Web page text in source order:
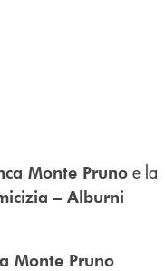
Monte Pruno e la
– Alburni
Monte Pruno